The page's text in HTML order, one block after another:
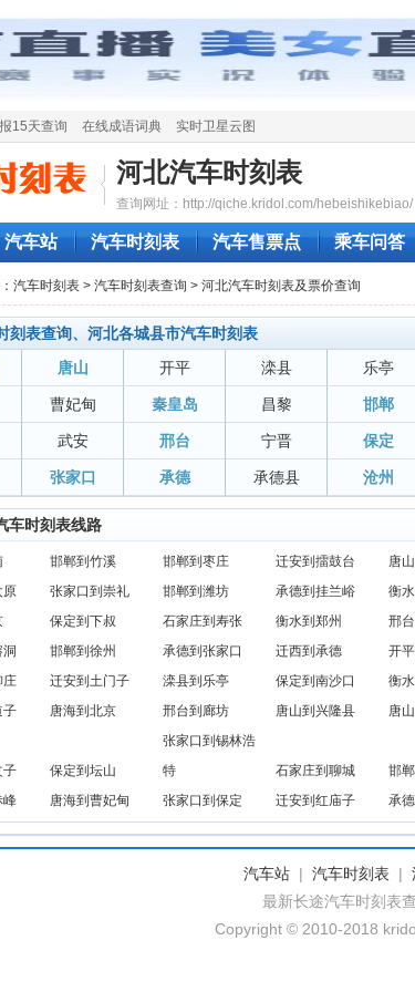
15天查询 在线成语词典 实时卫星云图
河北汽车时刻表
查询网址：http://qiche.kridol.com/hebeishikebiao/
汽车站 汽车时刻表 汽车售票点 乘车问答
汽车时刻表 > 汽车时刻表查询 > 河北汽车时刻表及票价查询
刻表查询、河北各城县市汽车时刻表
唐山 开平 滦县 乐亭
曹妃甸 秦皇岛 昌黎 邯郸
武安 邢台 宁晋 保定
张家口 承德 承德县 沧州
车时刻表线路
邯郸到竹溪 邯郸到枣庄 迁安到擂鼓台 唐
原
张家口到崇礼 邯郸到潍坊 承德到挂兰峪 衡
保定到下叔 石家庄到寿张 衡水到郑州 邢
邯郸到徐州 承德到张家口 迁西到承德 开
庄
迁安到土门子 滦县到乐亭 保定到南沙口 衡
子
唐海到北京 邢台到廊坊 唐山到兴隆县 唐
子 保定到坛山
张家口到锡林浩
特
石家庄到聊城 邯
峰
唐海到曹妃甸 张家口到保定 迁安到红庙子 承
汽车站 | 汽车时刻表 |
最新长途汽车时刻表
Copyright © 2010-2018